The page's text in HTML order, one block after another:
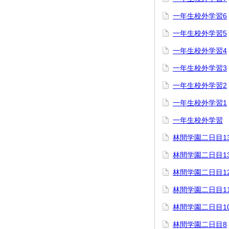
一年生校外学習6
一年生校外学習5
一年生校外学習4
一年生校外学習3
一年生校外学習2
一年生校外学習1
一年生校外学習
林間学園二日目
林間学園二日目
林間学園二日目
林間学園二日目11
林間学園二日目
林間学園二日目8